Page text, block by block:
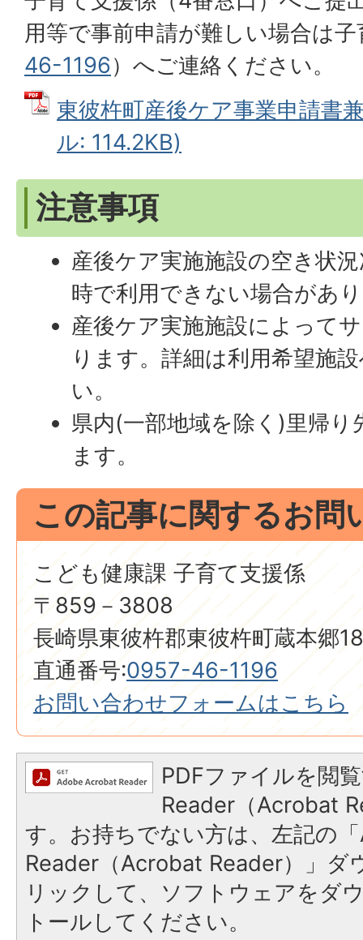
用等で事前申請が難しい場合は
46-1196）へご連絡ください。
東彼杵町産後ケア事業申請書
ル: 114.2KB)
注意事項
産後ケア実施施設の空き状
時で利用できない場合があ
産後ケア実施施設によって
ります。詳細は利用希望施
い。
県内(一部地域を除く)里帰
ます。
この記事に関するお問
こども健康課 子育て支援係
〒859－3808
長崎県東彼杵郡東彼杵町蔵本郷
直通番号:0957-46-1196
お問い合わせフォームはこちら
PDFファイルを閲
Reader（Acrobat
す。お持ちでない方は、左記の
Reader（Acrobat Reader）」ダ
リックして、ソフトウェアをダ
トールしてください。